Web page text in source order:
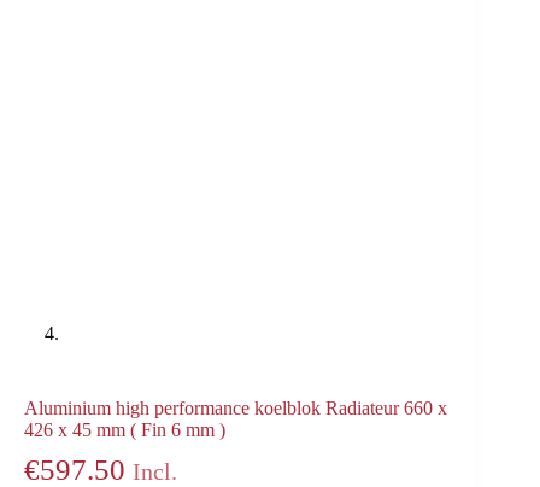
Aluminium high performance koelblok Radiateur 660 x
426 x 45 mm ( Fin 6 mm )
€597.50 Incl.